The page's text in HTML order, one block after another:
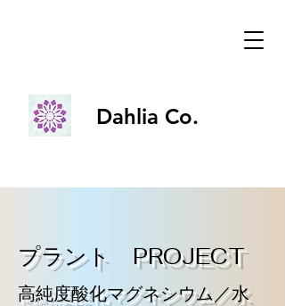
Dahlia Co.
Dahlia Co.
プラント PROJECT
高純度酸化マグネシウム／水